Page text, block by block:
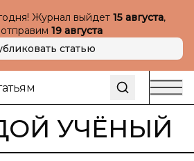
Журнал выйдет 15 августа,
19 августа
статью
УЧЁНЫЙ